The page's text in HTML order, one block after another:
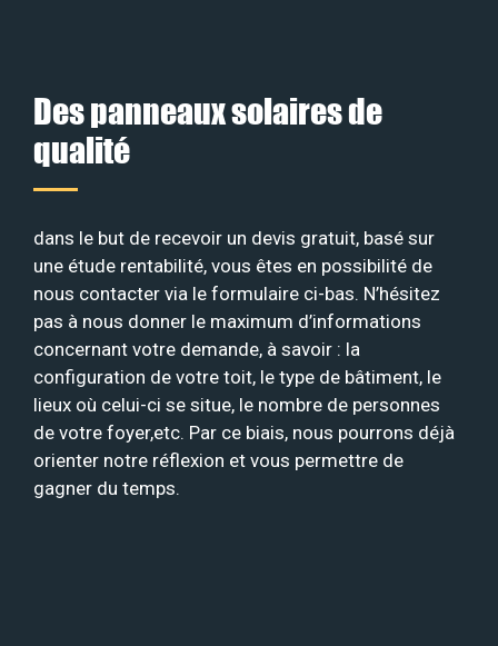
Des panneaux solaires de
qualité
dans le but de recevoir un devis gratuit, basé sur
une étude rentabilité, vous êtes en possibilité de
nous contacter via le formulaire ci-bas. N’hésitez
pas à nous donner le maximum d’informations
concernant votre demande, à savoir : la
configuration de votre toit, le type de bâtiment, le
lieux où celui-ci se situe, le nombre de personnes
de votre foyer,etc. Par ce biais, nous pourrons déjà
orienter notre réflexion et vous permettre de
gagner du temps.